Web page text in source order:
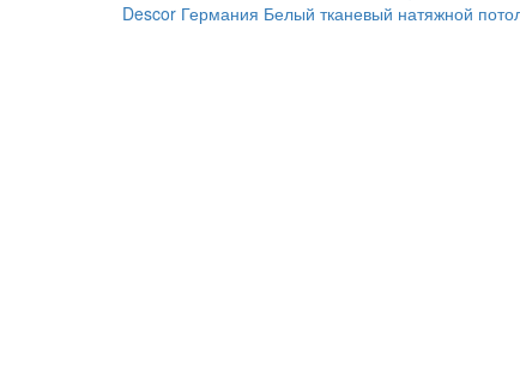
Descor Германия Белый тканевый натяжной